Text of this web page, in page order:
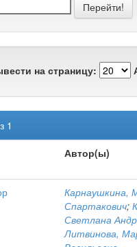
на страницу:
1
Автор(ы)
Карнаушкина,
Спартакович;
Светлана
Литвинова,